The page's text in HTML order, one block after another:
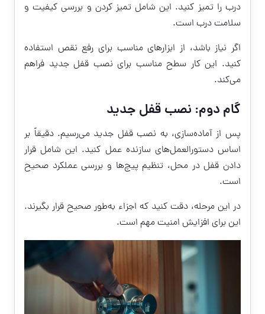
درب را تمیز کنید. این شامل تمیز کردن و بررسی کیفیت و
سلامت درب است.
اگر نیاز باشد، از ابزارهای مناسب برای رفع نقص استفاده
کنید. این کار سطح مناسب برای نصب قفل جدید فراهم
می‌کند.
گام دوم: نصب قفل جدید
پس از آماده‌سازی، به نصب قفل جدید می‌رسیم. دقیقاً بر
اساس دستورالعمل‌های سازنده عمل کنید. این شامل قرار
دادن قفل در محل، تنظیم پیچ‌ها و بررسی عملکرد صحیح
است.
در این مرحله، دقت کنید که اجزاء به‌طور صحیح قرار بگیرند.
این برای افزایش امنیت مهم است.